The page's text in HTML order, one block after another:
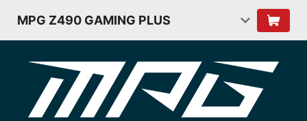
MPG Z490 GAMING PLUS